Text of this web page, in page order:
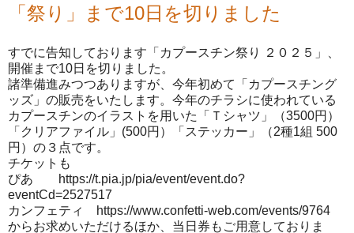
「祭り」まで10日を切りました
すでに告知しております「カプースチン祭り ２０２５」、
開催まで10日を切りました。
諸準備進みつつありますが、今年初めて「カプースチング
ッズ」の販売をいたします。今年のチラシに使われている
カプースチンのイラストを用いた「Ｔシャツ」（3500円）
「クリアファイル」(500円）「ステッカー」（2種1組 500
円）の３点です。
チケットも
ぴあ https://t.pia.jp/pia/event/event.do?
eventCd=2527517
カンフェティ https://www.confetti-web.com/events/9764
からお求めいただけるほか、当日券もご用意しておりま